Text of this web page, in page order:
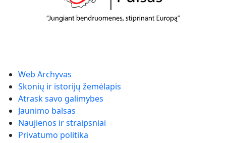
Web Archyvas
Skonių ir istorijų žemėlapis
Atrask savo galimybes
Jaunimo balsas
Naujienos ir straipsniai
Privatumo politika